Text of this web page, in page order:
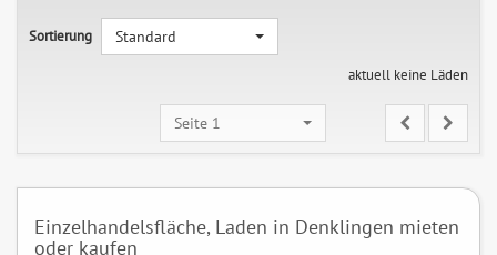
Sortierung
Standard
aktuell keine Läden
Seite 1
Einzelhandelsfläche, Laden in Denklingen mieten
oder kaufen